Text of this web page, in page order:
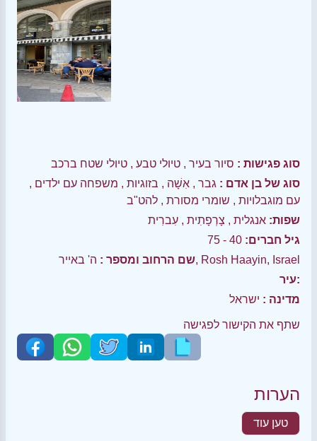
סוג פגישות : סיור בעיר , טיולי טבע , טיולי שטח ברכב
סוג של בן אדם : גבר , אִשָׁה , בזוגיות , משפחה עם ילדים ,
עם מוגבלויות , שומרי מסורת , להט"ב
שפות: אנגלית , צָרְפָתִית , עִברִית
גיל חברים: 40 - 75
שם הרחוב ומספר :ה' באייר, Rosh Haayin, Israel
עיר:
מדינה : ישראל
שתף את הקישור לפגישה
הערות
טען עוד